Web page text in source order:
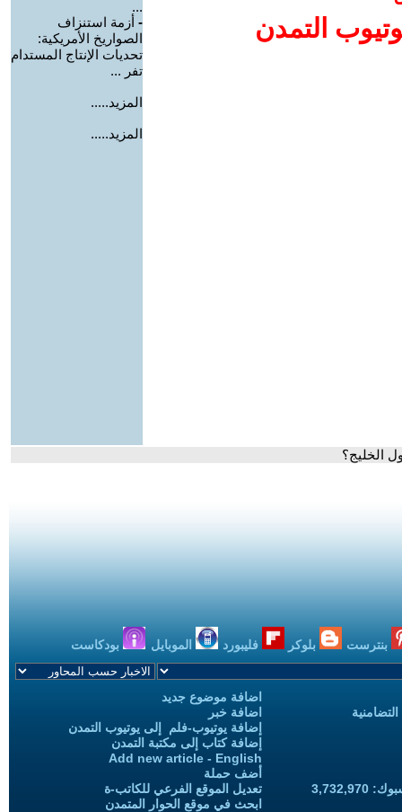
التمدن
...
- أزمة استنزاف
الصواريخ الأمريكية:
تحديات الإنتاج المستدام
تفر ...
المزيد.....
المزيد.....
الخليج؟
بنترست بلوكر فليبورد الموبايل بودكاست
اضافة موضوع جديد
اضافة خبر
إضافة يوتيوب-فلم إلى يوتيوب التمدن
إضافة كتاب إلى مكتبة التمدن
Add new article - English
أضف حملة
تعديل الموقع الفرعي للكاتب-ة
ابحث في موقع الحوار المتمدن